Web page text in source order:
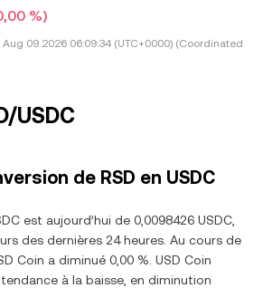
%)
Aug 09 2026 06:09:34 (UTC+0000) (Coordinated
USDC
de RSD en USDC
est aujourd’hui de 0,0098426 USDC,
des dernières 24 heures. Au cours de
Coin a diminué 0,00 %. USD Coin
à la baisse, en diminution